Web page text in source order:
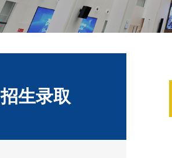
招生录取